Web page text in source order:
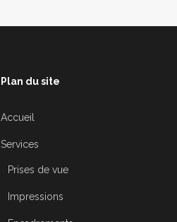
Plan du site
Accueil
Services
Prises de vue
Impressions